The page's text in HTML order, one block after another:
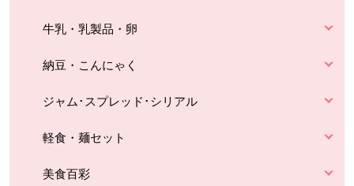
牛乳・乳製品・卵
納豆・こんにゃく
ジャム･スプレッド･シリアル
軽食・麺セット
美食百彩